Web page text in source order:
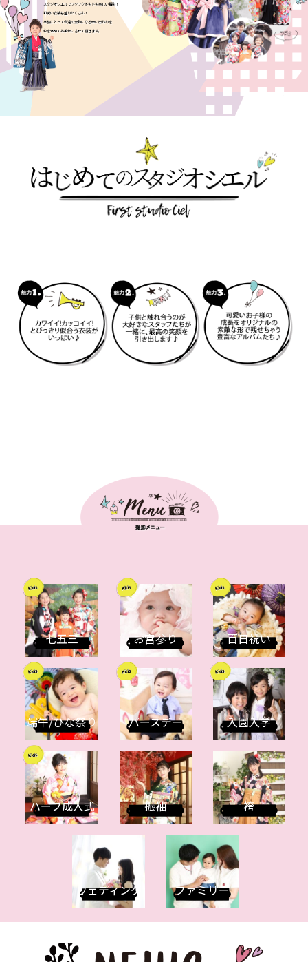
スタジオシエルでワクワクドキドキ楽しい撮影！
可愛い衣装も盛りだくさん！
家族にとって永遠の宝物になる思い出作りを
心を込めてお手伝いさせて頂きます。
七五三 お宮参り 百日祝い
端午/ひな祭り バースデー 入園入学
ハーフ成人式 振袖 袴
ウェディング ファミリー